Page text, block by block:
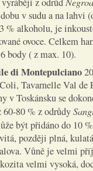
v sudu a na lahvi
% alkoholu, je
ovoce. Celkem
body ( z max. 10).
di Montepulciano
Tavarnelle Val de
v Toskánsku se
60-80 % z odrůdy
být přidáno do 10
později plná,
Vůně je velmi
velmi vysoká,